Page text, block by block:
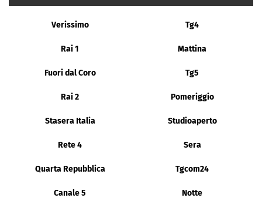
Verissimo Tg4
Rai 1 Mattina
Fuori dal Coro Tg5
Rai 2 Pomeriggio
Stasera Italia Studioaperto
Rete 4 Sera
Quarta Repubblica Tgcom24
Canale 5 Notte